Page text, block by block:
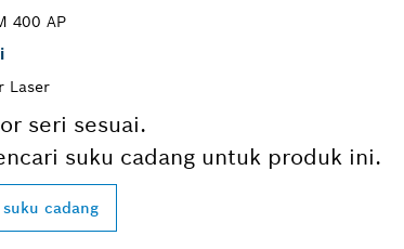
400 AP
Laser
seri sesuai.
suku cadang untuk produk ini.
cadang